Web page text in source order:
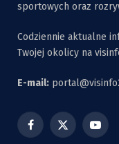
sportowych oraz
Codziennie aktualne
Twojej okolicy na
E-mail:
Facebook
X